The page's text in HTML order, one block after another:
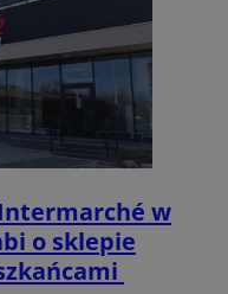
w
o sklepie